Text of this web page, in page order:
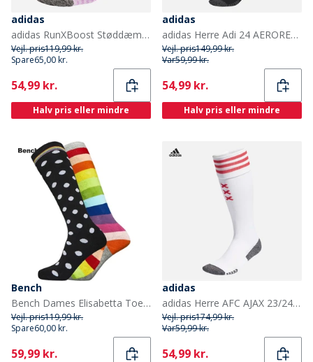
adidas
adidas RunXBoost Støddæmpende Løbestrømper i Crew Snit Powder Plum/Aurora Plum/Purple Burst
Vejl. pris119,99 kr.
Spare65,00 kr.
Current
54,99 kr.
Halv pris eller mindre
adidas
adidas Herre Adi 24 AEROREADY Fodboldstrømper Sort
Vejl. pris149,99 kr.
Var59,99 kr.
Current
54,99 kr.
Halv pris eller mindre
Bench
Bench Dames Elisabetta Toepasbare Sokken Zwart/Grijs Melange
Vejl. pris119,99 kr.
Spare60,00 kr.
Current
59,99 kr.
adidas
adidas Herre AFC AJAX 23/24 Hjemme strømper Hvid
Vejl. pris174,99 kr.
Var59,99 kr.
Current
54,99 kr.